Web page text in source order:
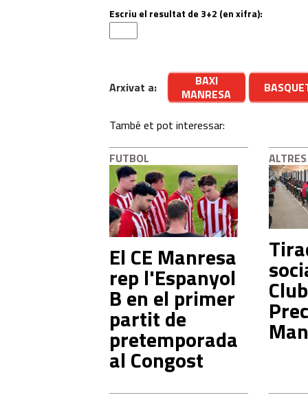
Escriu el resultat de 3+2 (en xifra):
Arxivat a:
BAXI
MANRESA
També et pot interessar:
FUTBOL
El CE Manresa
rep l'Espanyol
B en el primer
partit de
pretemporada
al Congost